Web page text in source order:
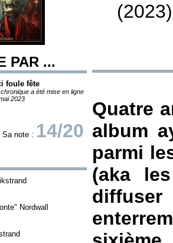
PAR ...
foule fête
a été mise en ligne
2023
Sa note : 14/20
Nordwall
Quatre
album
parmi
(aka